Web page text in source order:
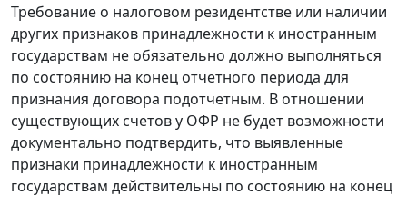
Требование о налоговом резидентстве или наличии
других признаков принадлежности к иностранным
государствам не обязательно должно выполняться
по состоянию на конец отчетного периода для
признания договора подотчетным. В отношении
существующих счетов у ОФР не будет возможности
документально подтвердить, что выявленные
признаки принадлежности к иностранным
государствам действительны по состоянию на конец